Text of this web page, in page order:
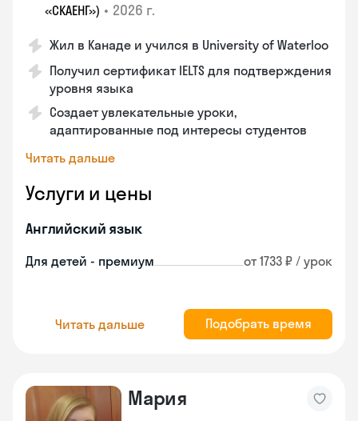
«СКАЕНГ») • 2026 г.
Жил в Канаде и учился в University of Waterloo
Получил сертификат IELTS для подтверждения
уровня языка
Создает увлекательные уроки,
адаптированные под интересы студентов
Читать дальше
Услуги и цены
Английский язык
Для детей - премиум от 1733 ₽ / урок
Читать дальше Подобрать время
Мария